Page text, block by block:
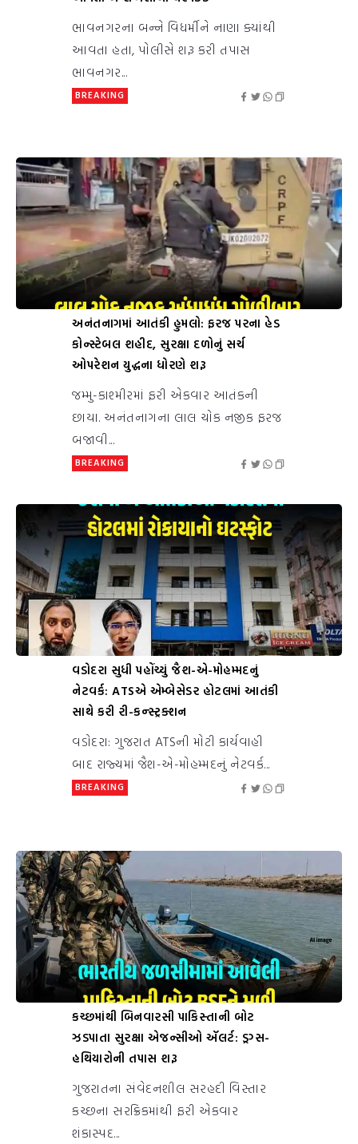
ભાવનગરના બન્ને વિધર્મીને નાણા ક્યાંથી
આવતા હતા, પોલીસે શરૂ કરી તપાસ
ભાવનગર...
BREAKING
અનંતનાગમાં આતંકી હુમલો: ફરજ પરના હેડ
કોન્સ્ટેબલ શહીદ, સુરક્ષા દળોનું સર્ચ
ઓપરેશન યુદ્ધના ધોરણે શરૂ
જમ્મુ-કાશ્મીરમાં ફરી એકવાર આતંકની
છાયા. અનંતનાગના લાલ ચોક નજીક ફરજ
બજાવી...
BREAKING
વડોદરા સુધી પહોંચ્યું જૈશ-એ-મોહમ્મદનું
નેટવર્ક: ATSએ એમ્બેસેડર હોટલમાં આતંકી
સાથે કરી રી-કન્સ્ટ્રક્શન
વડોદરા: ગુજરાત ATSની મોટી કાર્યવાહી
બાદ રાજ્યમાં જૈશ-એ-મોહમ્મદનું નેટવર્ક...
BREAKING
કચ્છમાંથી બિનવારસી પાકિસ્તાની બોટ
ઝડપાતા સુરક્ષા એજન્સીઓ ઍલર્ટ: ડ્રગ્સ-
હથિયારોની તપાસ શરૂ
ગુજરાતના સંવેદનશીલ સરહદી વિસ્તાર
કચ્છના સરક્રિકમાંથી ફરી એકવાર
શંકાસ્પદ...